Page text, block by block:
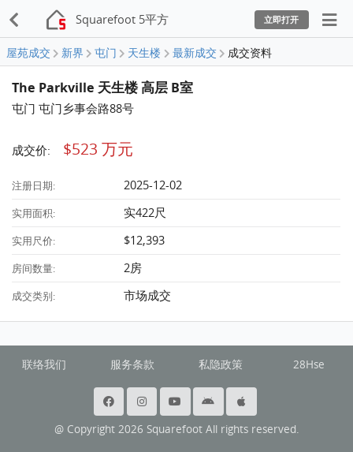
Squarefoot 5平方 立即打开
屋苑成交 新界 屯门 天生楼 最新成交 成交资料
The Parkville 天生楼 高层 B室
屯门 屯门乡事会路88号
成交价: $523 万元
注册日期: 2025-12-02
实用面积: 实422尺
实用尺价: $12,393
房间数量: 2房
成交类别: 市场成交
联络我们 服务条款 私隐政策 28Hse
@ Copyright 2026 Squarefoot All rights reserved.